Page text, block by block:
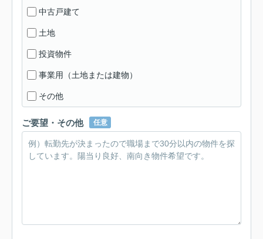
中古戸建て
土地
投資物件
事業用（土地または建物）
その他
ご要望・その他 任意